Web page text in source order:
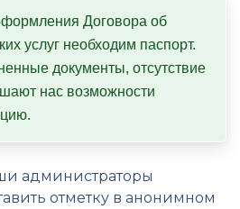
Договора об
услуг необходим паспорт.
документы, отсутствие
нас возможности
администраторы
отметку в анонимном